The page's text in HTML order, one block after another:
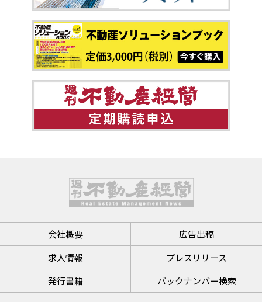
会社概要
広告出稿
求人情報
プレスリリース
発行書籍
バックナンバー検索